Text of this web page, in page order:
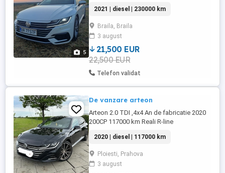
5
finalizează pe loc inclusiv certificat fiscal.
#Dotari: *AccDistronic *Front assist
(asistenta în caz de impact) *Lane assist
(asistentapărăsirebandaderulare) *Faruri
LED Matrix adaptive *Adaptive ...
2021 | diesel | 230000 km
Braila, Braila
3 august
21,500 EUR
22,500 EUR
Telefon validat
De vanzare arteon
Arteon 2.0 TDI ,4x4 An de fabricatie 2020
200CP 117000 km Reali R-line
stanga dreapta Scaune incalzit cu
memorie si masaj Încălzire in bancheta din
spate Încălzire auxiliara Interior piele
(Scaune+bord) Volan piele Volan incalzit
2020 | diesel | 117000 km
Ploiesti, Prahova
3 august